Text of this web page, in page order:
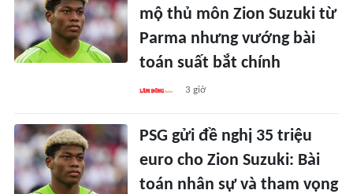
mộ thủ môn Zion Suzuki từ
Parma nhưng vướng bài
toán suất bắt chính
3 giờ
PSG gửi đề nghị 35 triệu
euro cho Zion Suzuki: Bài
toán nhân sự và tham vọng